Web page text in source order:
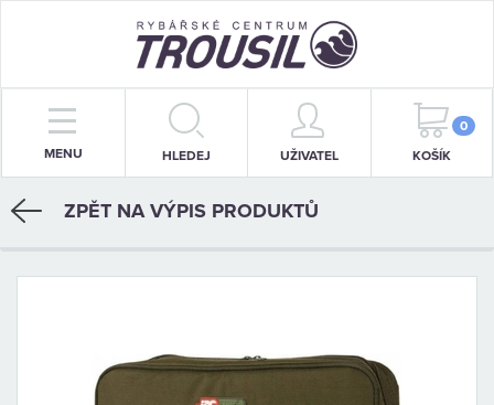
MENU HLEDEJ UŽIVATEL
0
KOŠÍK
PRUTY
NAVIJÁKY
BIŽUTERIE
STOJANY
ZPĚT NA VÝPIS PRODUKTŮ